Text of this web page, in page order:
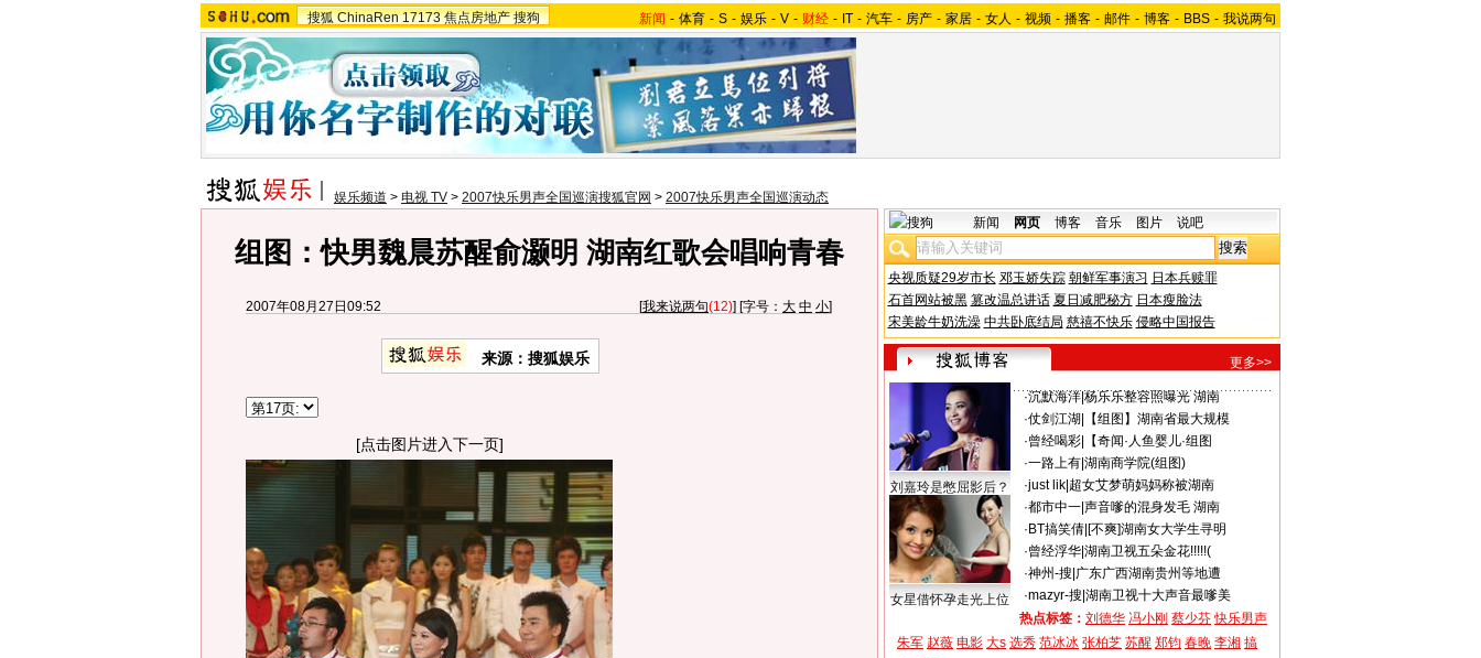
搜狐 ChinaRen 17173 焦点房地产 搜狗 新闻 - 体育 - S - 娱乐 - V - 财经 - IT - 汽车 - 房产 - 家居 - 女人 - 视频 - 播客 - 邮件 - 博客 - BBS - 我说两句
娱乐频道 > 电视 TV > 2007快乐男声全国巡演搜狐官网 > 2007快乐男声全国巡演动态
组图：快男魏晨苏醒俞灏明 湖南红歌会唱响青春
2007年08月27日09:52 [我来说两句(12)] [字号： 大 中 小]
来源：搜狐娱乐
[点击图片进入下一页]
新闻 网页 博客 音乐 图片 说吧
央视质疑29岁市长 邓玉娇失踪 朝鲜军事演习 日本兵赎罪
石首网站被黑 篡改温总讲话 夏日减肥秘方 日本瘦脸法
宋美龄牛奶洗澡 中共卧底结局 慈禧不快乐 侵略中国报告
更多>>
刘嘉玲是憋屈影后？
女星借怀孕走光上位
·沉默海洋| 杨乐乐整容照曝光 湖南
·仗剑江湖
【组图】湖南省最大规模
·曾经喝彩|
【奇闻·人鱼婴儿·组图
·一路上有| 湖南商学院(组图)
·just lik| 超女艾梦萌妈妈称被湖南
·都市中一| 声音嗲的混身发毛 湖南
· BT搞笑倩| [不爽]湖南女大学生寻明
·曾经浮华| 湖南卫视五朵金花!!!!!(
·神州-搜 广东广西湖南贵州等地遭
·mazyr-搜 湖南卫视十大声音最嗲美
热点标签： 刘德华 冯小刚 蔡少芬 快乐男声
朱军 赵薇 电影 大s 选秀 范冰冰 张柏芝 苏醒 郑钧 春晚 李湘 搞